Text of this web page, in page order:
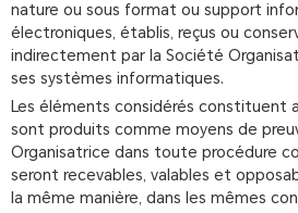
nature ou sous format ou support
électroniques, établis, reçus ou
indirectement par la Société
ses systèmes informatiques.
Les éléments considérés constituent
sont produits comme moyens de
Organisatrice dans toute procédure
seront recevables, valables et
la même manière, dans les mêmes